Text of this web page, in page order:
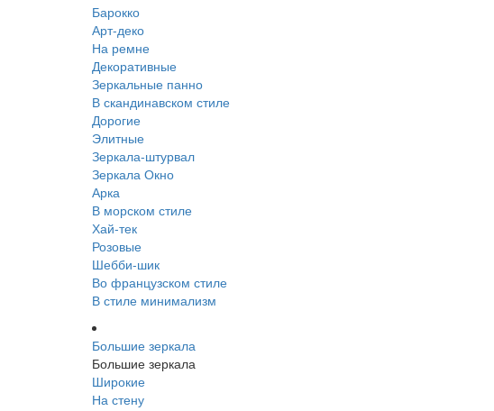
Барокко
Арт-деко
На ремне
Декоративные
Зеркальные панно
В скандинавском стиле
Дорогие
Элитные
Зеркала-штурвал
Зеркала Окно
Арка
В морском стиле
Хай-тек
Розовые
Шебби-шик
Во французском стиле
В стиле минимализм
Большие зеркала
Большие зеркала
Широкие
На стену